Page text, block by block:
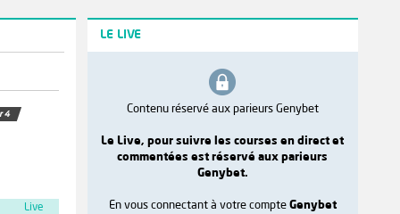
Live
LE LIVE
Contenu réservé aux parieurs Genybet
Le Live, pour suivre les courses en direct et
commentées est réservé aux parieurs
Genybet.
En vous connectant à votre compte Genybet